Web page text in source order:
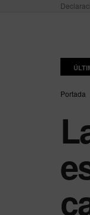
Portada